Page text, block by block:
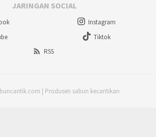
JARINGAN SOCIAL
Instagram
Tiktok
RSS
| Produsen sabun kecantikan